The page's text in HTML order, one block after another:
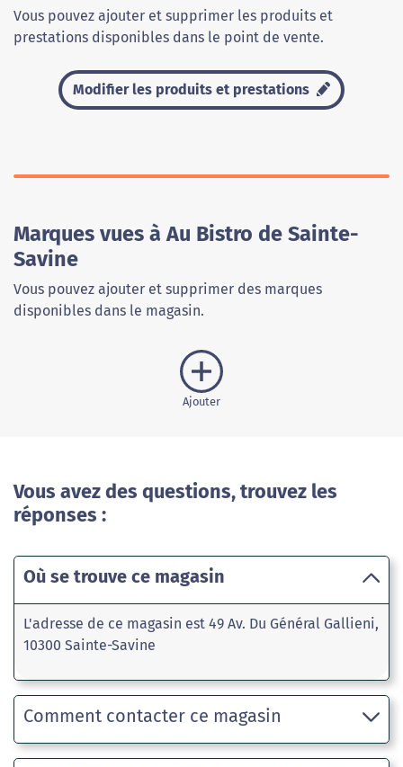
Vous pouvez ajouter et supprimer les produits et
prestations disponibles dans le point de vente.
Modifier les produits et prestations
Marques vues à Au Bistro de Sainte-
Savine
Vous pouvez ajouter et supprimer des marques
disponibles dans le magasin.
Ajouter
Vous avez des questions, trouvez les
réponses :
Où se trouve ce magasin
L'adresse de ce magasin est 49 Av. Du Général Gallieni,
10300 Sainte-Savine
Comment contacter ce magasin